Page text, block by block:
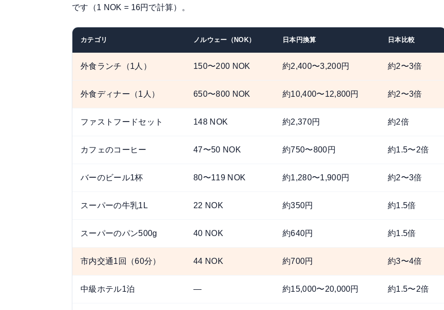
です（1 NOK = 16円で計算）。
カテゴリ ノルウェー（NOK） 日本円換算 日本比較
外食ランチ（1人） 150〜200 NOK 約2,400〜3,200円 約2〜3倍
外食ディナー（1人） 650〜800 NOK 約10,400〜12,800円 約2〜3倍
ファストフードセット 148 NOK 約2,370円 約2倍
カフェのコーヒー 47〜50 NOK 約750〜800円 約1.5〜2倍
バーのビール1杯 80〜119 NOK 約1,280〜1,900円 約2〜3倍
スーパーの牛乳1L 22 NOK 約350円 約1.5倍
スーパーのパン500g 40 NOK 約640円 約1.5倍
市内交通1回（60分） 44 NOK 約700円 約3〜4倍
中級ホテル1泊 — 約15,000〜20,000円 約1.5〜2倍